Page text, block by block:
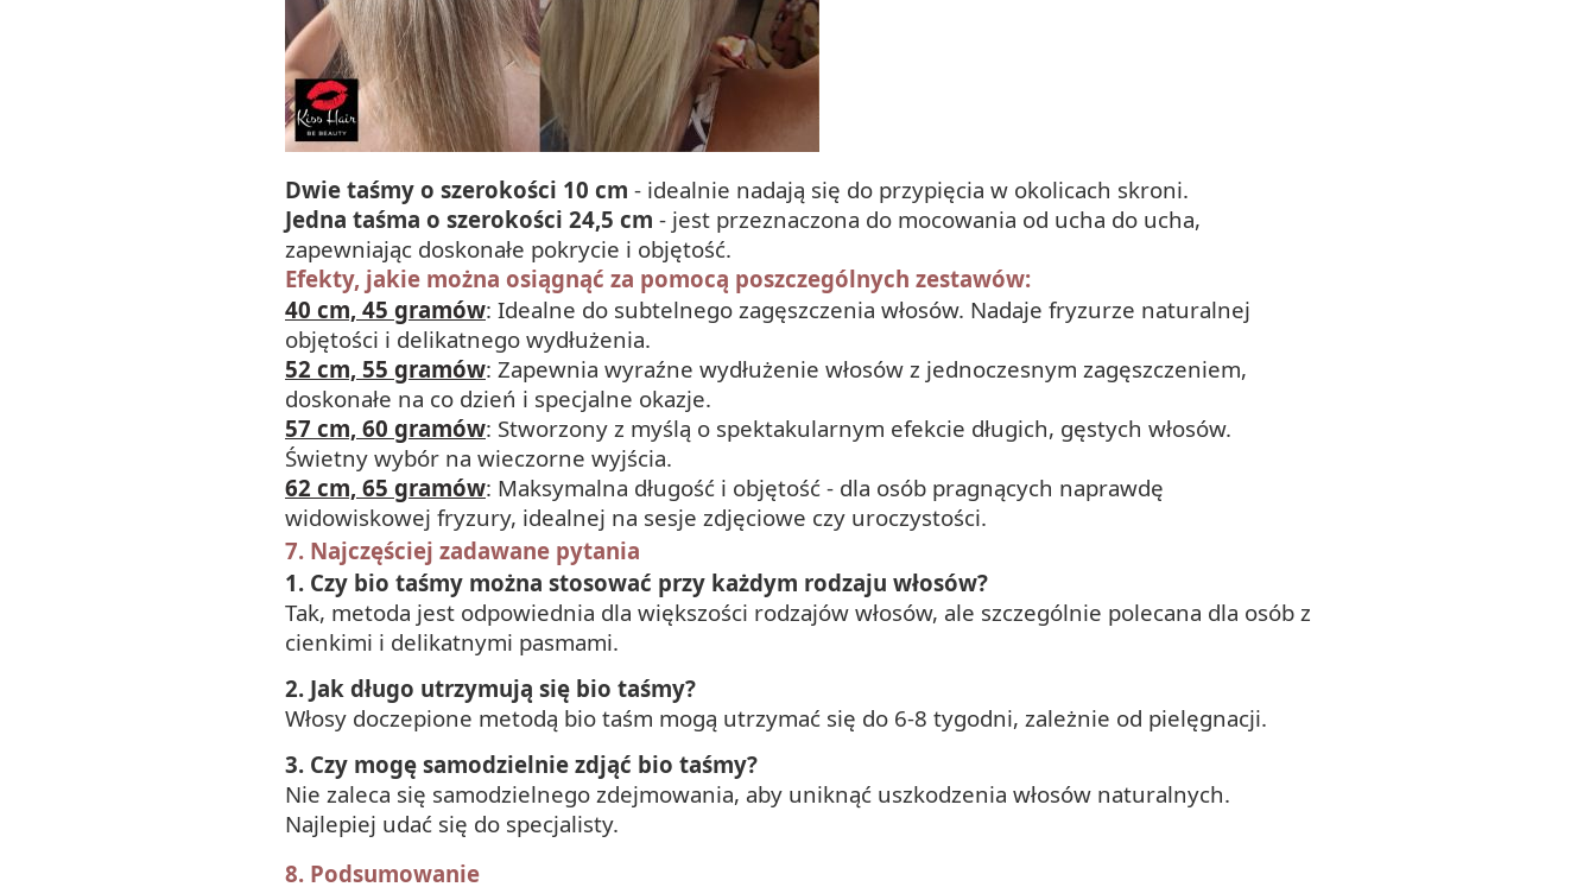
Dwie taśmy o szerokości 10 cm - idealnie nadają się do przypięcia w okolicach skroni.
Jedna taśma o szerokości 24,5 cm - jest przeznaczona do mocowania od ucha do ucha,
zapewniając doskonałe pokrycie i objętość.
Efekty, jakie można osiągnąć za pomocą poszczególnych zestawów:
40 cm, 45 gramów: Idealne do subtelnego zagęszczenia włosów. Nadaje fryzurze naturalnej
objętości i delikatnego wydłużenia.
52 cm, 55 gramów: Zapewnia wyraźne wydłużenie włosów z jednoczesnym zagęszczeniem,
doskonałe na co dzień i specjalne okazje.
57 cm, 60 gramów: Stworzony z myślą o spektakularnym efekcie długich, gęstych włosów.
Świetny wybór na wieczorne wyjścia.
62 cm, 65 gramów: Maksymalna długość i objętość - dla osób pragnących naprawdę
widowiskowej fryzury, idealnej na sesje zdjęciowe czy uroczystości.
7. Najczęściej zadawane pytania
1. Czy bio taśmy można stosować przy każdym rodzaju włosów?
Tak, metoda jest odpowiednia dla większości rodzajów włosów, ale szczególnie polecana dla osób z
cienkimi i delikatnymi pasmami.
2. Jak długo utrzymują się bio taśmy?
Włosy doczepione metodą bio taśm mogą utrzymać się do 6-8 tygodni, zależnie od pielęgnacji.
3. Czy mogę samodzielnie zdjąć bio taśmy?
Nie zaleca się samodzielnego zdejmowania, aby uniknąć uszkodzenia włosów naturalnych.
Najlepiej udać się do specjalisty.
8. Podsumowanie